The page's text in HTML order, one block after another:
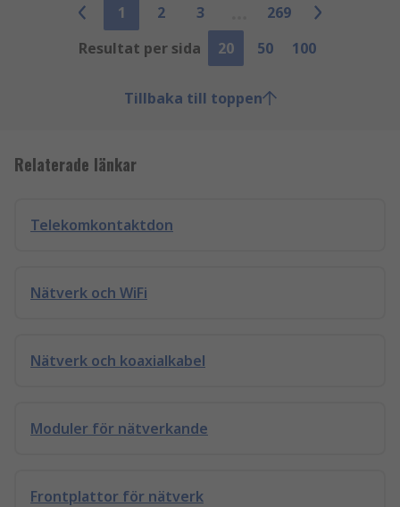
1 2 3
269
Resultat per sida
20 50 100
Tillbaka till toppen
Relaterade länkar
Telekomkontaktdon
Nätverk och WiFi
Nätverk och koaxialkabel
Moduler för nätverkande
Frontplattor för nätverk